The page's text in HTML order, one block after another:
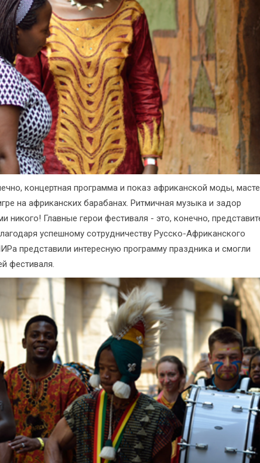
концертная программа и показ африканской моды,
на африканских барабанах. Ритмичная музыка и задор
никого! Главные герои фестиваля - это, конечно,
успешному сотрудничеству Русско-Африканского
представили интересную программу праздника и смогли
фестиваля.